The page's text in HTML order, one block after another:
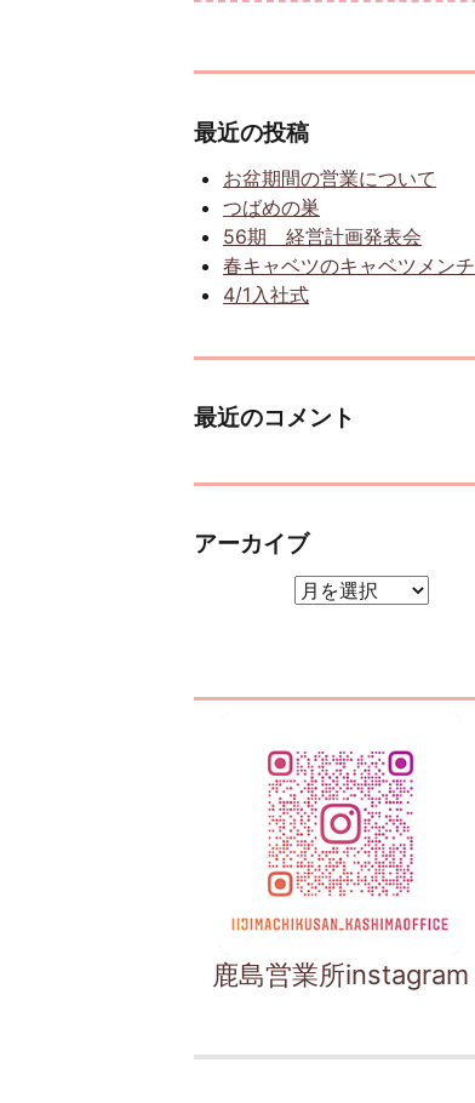
最近の投稿
お盆期間の営業について
つばめの巣
56期 経営計画発表会
春キャベツのキャベツメンチ
4/1入社式
最近のコメント
アーカイブ
鹿島営業所instagram